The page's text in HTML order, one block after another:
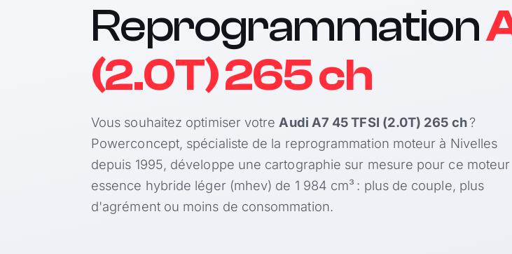
Reprogrammation
(2.0T) 265 ch
Vous souhaitez optimiser votreAudi A7 45 TFSI (2.0T) 265 ch?
Powerconcept, spécialiste de la reprogrammation moteur à Nivelles
depuis 1995, développe une cartographie sur mesure pour ce moteur
essence hybride léger (mhev) de 1 984 cm³ : plus de couple, plus
d'agrément ou moins de consommation.